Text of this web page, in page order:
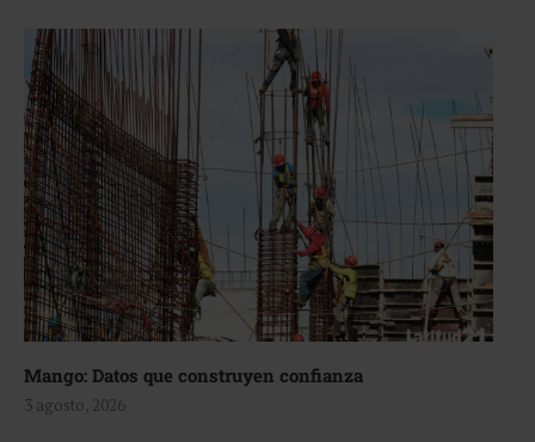
Mango: Datos que construyen confianza
3 agosto, 2026